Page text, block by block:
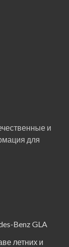
и
для
Benz GLA
летних и